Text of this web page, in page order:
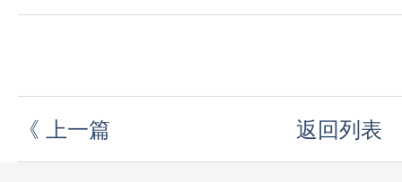
《 上一篇 返回列表